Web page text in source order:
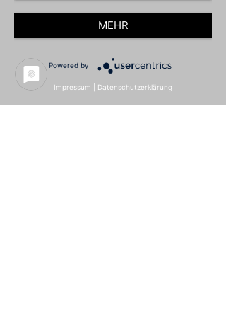
MEHR
Powered by
Impressum Datenschutzerklärung